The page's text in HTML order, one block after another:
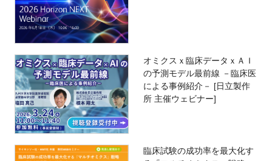
オミクスｘ臨床データｘＡＩ
の予測モデル最前線 －臨床医
による事例紹介－ [日立製作
所 主催ウェビナー]
臨床試験の成功率を最大化す